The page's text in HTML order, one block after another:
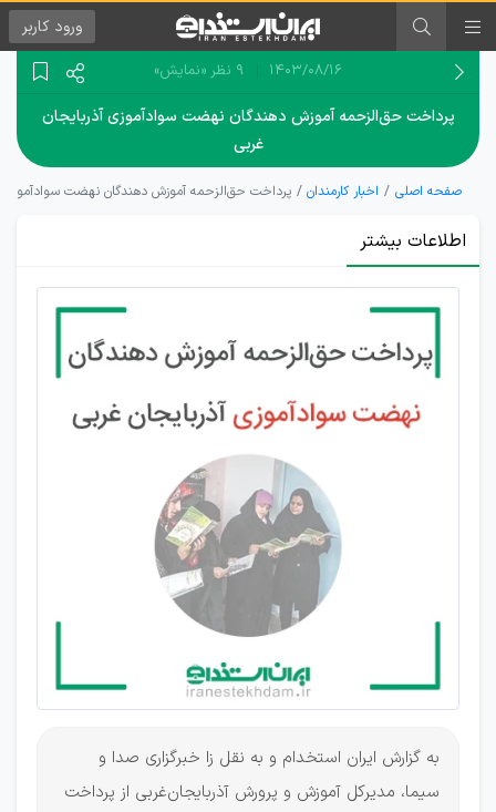
ورود کاربر
۱۴۰۳/۰۸/۱۶ 9 نظر «نمایش»
پرداخت حق‌الزحمه آموزش دهندگان نهضت سوادآموزی آذربایجان
غربی
صفحه اصلی اخبار کارمندان پرداخت حق‌الزحمه آموزش دهندگان نهضت سوادآموزی
اطلاعات بیشتر
تحت
پوشش
بیش از
20 هزار
به گزارش ایران استخدام و به نقل زا خبرگزاری صدا و
سیما، مدیرکل آموزش و پرورش آذربایجان‌غربی از پرداخت